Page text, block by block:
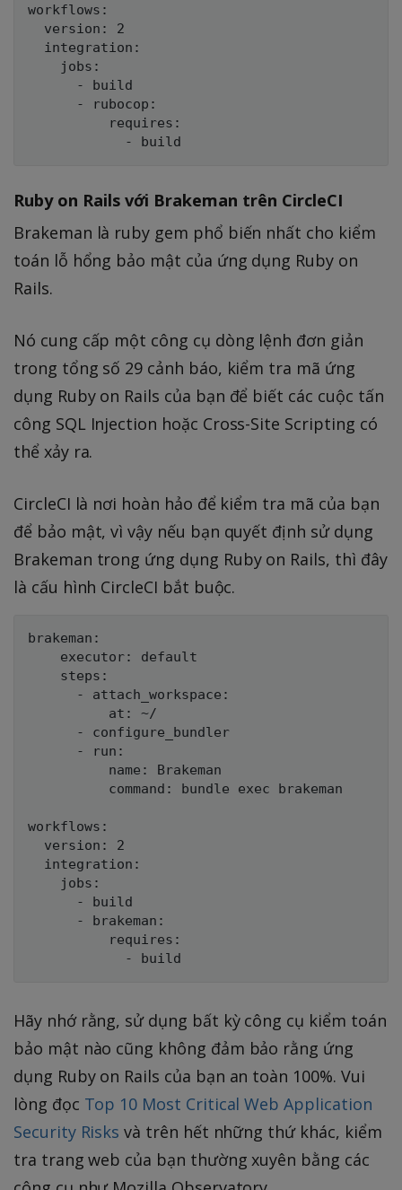
workflows:
  version: 2
  integration:
    jobs:
      - build
      - rubocop:
          requires:
Ruby on Rails với Brakeman trên CircleCI
Brakeman là ruby gem phổ biến nhất cho kiểm
toán lỗ hổng bảo mật của ứng dụng Ruby on
Rails.
Nó cung cấp một công cụ dòng lệnh đơn giản
trong tổng số 29 cảnh báo, kiểm tra mã ứng
dụng Ruby on Rails của bạn để biết các cuộc tấn
công SQL Injection hoặc Cross-Site Scripting có
thể xảy ra.
CircleCI là nơi hoàn hảo để kiểm tra mã của bạn
để bảo mật, vì vậy nếu bạn quyết định sử dụng
Brakeman trong ứng dụng Ruby on Rails, thì đây
là cấu hình CircleCI bắt buộc.
brakeman:
    executor: default
    steps:
      - attach_workspace:
          at: ~/
      - configure_bundler
      - run:
          name: Brakeman
          command: bundle exec brakeman
workflows:
  version: 2
  integration:
    jobs:
      - build
      - brakeman:
          requires:
Hãy nhớ rằng, sử dụng bất kỳ công cụ kiểm toán
bảo mật nào cũng không đảm bảo rằng ứng
dụng Ruby on Rails của bạn an toàn 100%. Vui
lòng đọc Top 10 Most Critical Web Application
Security Risks và trên hết những thứ khác, kiểm
tra trang web của bạn thường xuyên bằng các